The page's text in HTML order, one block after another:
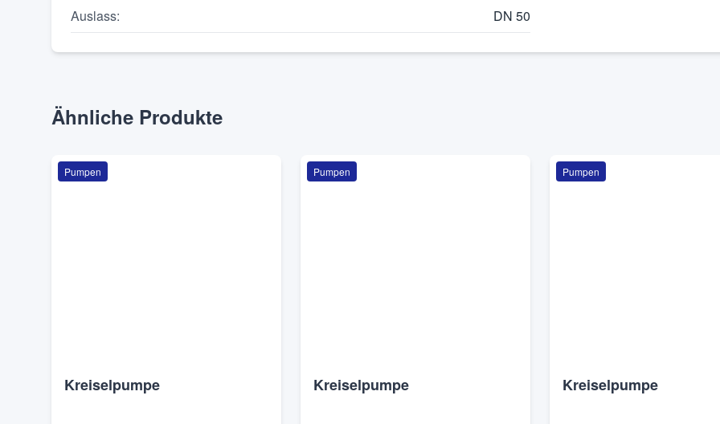
Auslass: DN 50
Ähnliche Produkte
Pumpen
Kreiselpumpe
Pumpen
Kreiselpumpe
Pumpen
Kreiselpumpe